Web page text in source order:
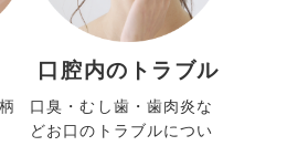
口腔内のトラブル
口臭・むし歯・歯肉炎な
どお口のトラブルについ